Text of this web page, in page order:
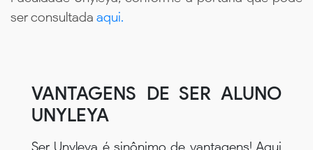
ser consultada aqui.
VANTAGENS DE SER ALUNO
UNYLEYA